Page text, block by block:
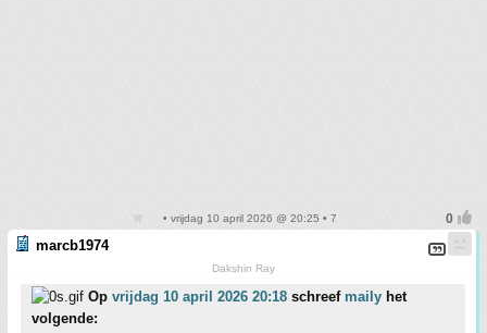
• vrijdag 10 april 2026 @ 20:25 • 7
marcb1974
Dakshin Ray
Op vrijdag 10 april 2026 20:18 schreef maily het
volgende: